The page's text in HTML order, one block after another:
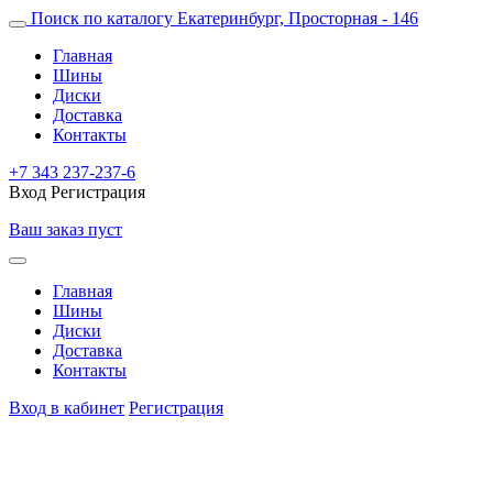
Поиск по каталогу Екатеринбург, Просторная - 146
Главная
Шины
Диски
Доставка
Контакты
+7 343 237-237-6
Вход Регистрация
Ваш заказ пуст
Главная
Шины
Диски
Доставка
Контакты
Вход в кабинет Регистрация